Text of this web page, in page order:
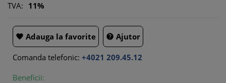
TVA: 11%
 Adauga la favorite  Ajutor
Comanda telefonic: +4021 209.45.12
Beneficii: